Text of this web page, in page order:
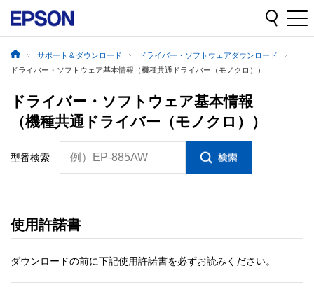
サポート＆ダウンロード
ドライバー・ソフトウェアダウンロード
ドライバー・ソフトウェア基本情報（機種共通ドライバー（モノクロ））
ドライバー・ソフトウェア基本情報
（機種共通ドライバー（モノクロ））
型番検索 例）EP-885AW
使用許諾書
ダウンロードの前に下記使用許諾書を必ずお読みください。